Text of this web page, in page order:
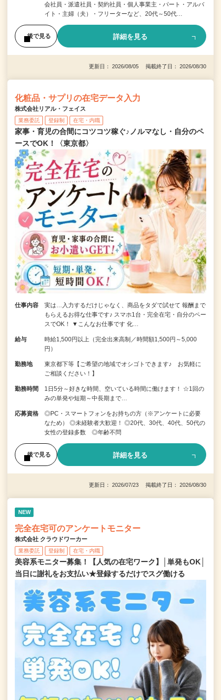
会社員・派遣社員・契約社員・個人事業主・パート・アルバ
イト・主婦（夫）・フリーターなど、20代～50代…
後で見る 詳細を見る
更新日： 2026/08/05 掲載終了日： 2026/08/30
化粧品・サプリの在宅データ入力
株式会社リアル・フェイス
業務委託 登録制 在宅・内職
家事・育児の合間にコツコツ稼ぐ♪ノルマなし・自分のペ
ースでOK！〈東京都〉
仕事内容
実は…入力するだけじゃなく、商品をタダで試せて 報酬まで
もらえるお得な仕事です♪ スマホ1台・完全在宅・自分のペー
スでOK！ ▼こんなお仕事です 化…
給与
時給1,500円以上（完全出来高制／時間額1,500円～5,000
円）
勤務地
東京都下等【ご希望の地域でオシゴトできます♪ お気軽に
ご相談ください！】
勤務時間
1日5分～好きな時間、空いている時間に働けます！ ☆1回の
みの単発や短期～中長期まで…
応募資格
◎PC・スマートフォンをお持ちの方（※アンケートに必要
なため） ◎未経験者大歓迎！ ◎20代、30代、40代、50代の
女性の登録多数 ◎年齢不問
後で見る 詳細を見る
更新日： 2026/07/23 掲載終了日： 2026/08/30
NEW
完全在宅可のアンケートモニター
株式会社 クラウドワーカー
業務委託 登録制 在宅・内職
美容系モニター募集！【人気の在宅ワーク】│単発もOK│
当日に謝礼をお支払い★登録するだけでスグ働ける